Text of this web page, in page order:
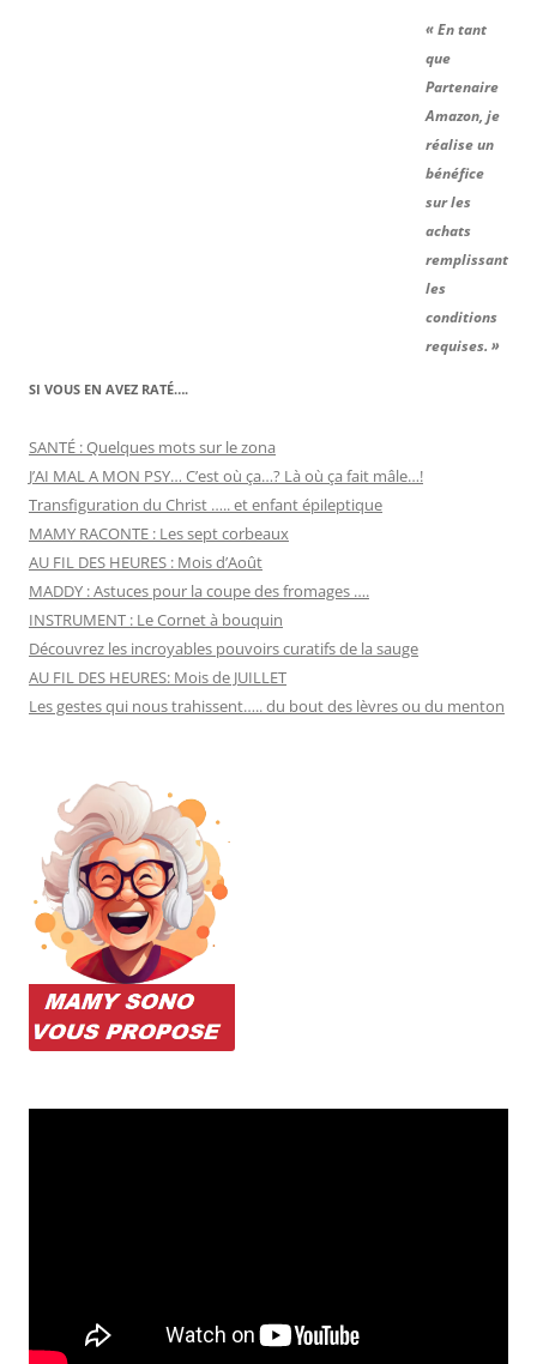
« En tant
que
Partenaire
Amazon, je
réalise un
bénéfice
sur les
achats
remplissant
les
conditions
requises. »
SI VOUS EN AVEZ RATÉ….
SANTÉ : Quelques mots sur le zona
J’AI MAL A MON PSY… C’est où ça…? Là où ça fait mâle…!
Transfiguration du Christ ….. et enfant épileptique
MAMY RACONTE : Les sept corbeaux
AU FIL DES HEURES : Mois d’Août
MADDY : Astuces pour la coupe des fromages ….
INSTRUMENT : Le Cornet à bouquin
Découvrez les incroyables pouvoirs curatifs de la sauge
AU FIL DES HEURES: Mois de JUILLET
Les gestes qui nous trahissent….. du bout des lèvres ou du menton